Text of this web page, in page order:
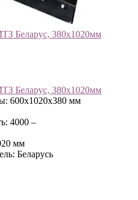
Беларус, 380х1020мм
Беларус, 380х1020мм
600х1020х380 мм
4000 –
мм
Беларусь